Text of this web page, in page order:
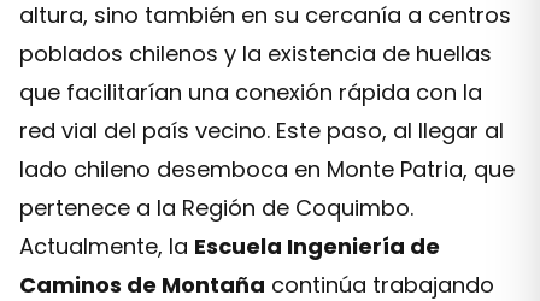
altura, sino también en su cercanía a centros
poblados chilenos y la existencia de huellas
que facilitarían una conexión rápida con la
red vial del país vecino. Este paso, al llegar al
lado chileno desemboca en Monte Patria, que
pertenece a la Región de Coquimbo.
Actualmente, la Escuela Ingeniería de
Caminos de Montaña continúa trabajando